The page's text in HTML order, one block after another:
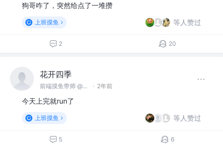
狗哥咋了，突然给点了一堆攒
上班摸鱼 等人赞过
2 20
花开四季
前端摸鱼带师 @名不见经传沙雕公司 · 2年前
今天上完就run了
上班摸鱼 等人赞过
5 6